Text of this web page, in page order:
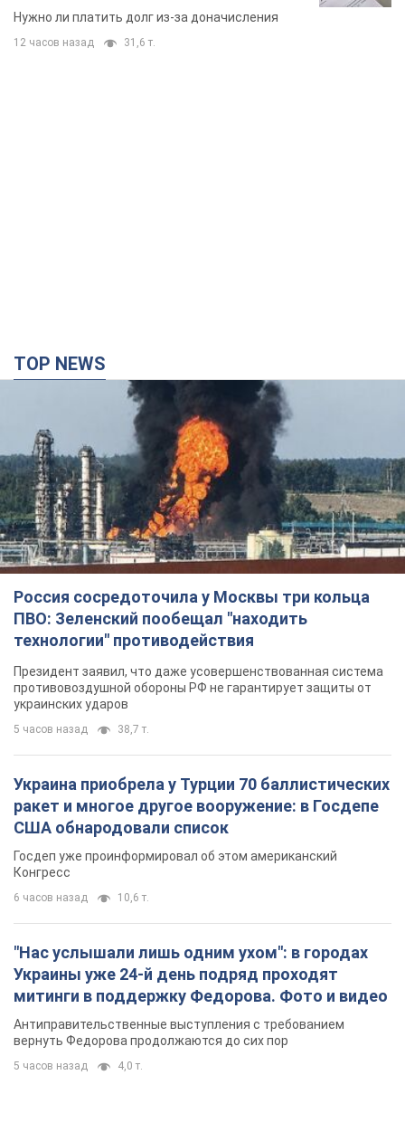
вынес неожиданное решение
Нужно ли платить долг из-за доначисления
12 часов назад 31,6 т.
TOP NEWS
Россия сосредоточила у Москвы три кольца
ПВО: Зеленский пообещал "находить
технологии" противодействия
Президент заявил, что даже усовершенствованная система
противовоздушной обороны РФ не гарантирует защиты от
украинских ударов
5 часов назад 38,7 т.
Украина приобрела у Турции 70 баллистических
ракет и многое другое вооружение: в Госдепе
США обнародовали список
Госдеп уже проинформировал об этом американский
Конгресс
6 часов назад 10,6 т.
"Нас услышали лишь одним ухом": в городах
Украины уже 24-й день подряд проходят
митинги в поддержку Федорова. Фото и видео
Антиправительственные выступления с требованием
вернуть Федорова продолжаются до сих пор
5 часов назад 4,0 т.